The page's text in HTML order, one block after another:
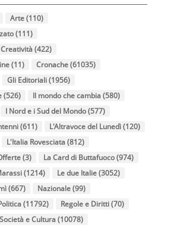
Arte(110)
(111)
(422)
(11) Cronache(61035)
Gli Editoriali(1956)
(526) Il mondo che cambia(580)
I Nord e i Sud del Mondo(577)
(611) L'Altravoce del Lunedì(120)
L'Italia Rovesciata(812)
(3) La Card di Buttafuoco(974)
(1214) Le due Italie(3052)
(667) Nazionale(99)
(11792) Regole e Diritti(70)
Società e Cultura(10078)